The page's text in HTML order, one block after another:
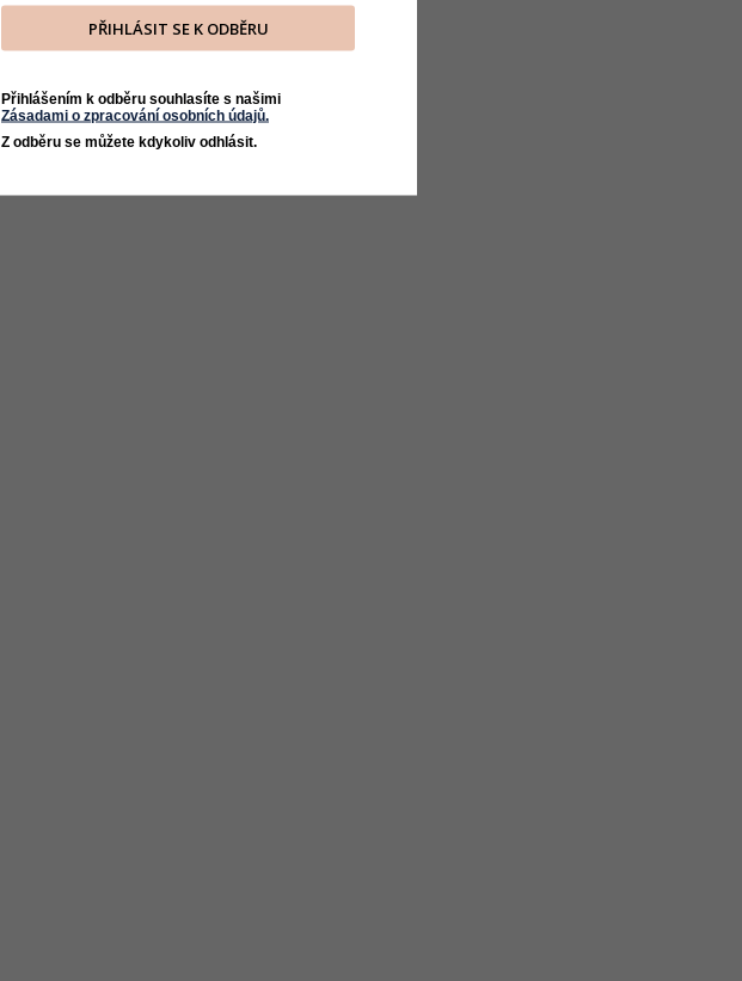
PŘIHLÁSIT SE K ODBĚRU
Přihlášením k odběru souhlasíte s našimi
Zásadami o zpracování osobních údajů.
Z odběru se můžete kdykoliv odhlásit.